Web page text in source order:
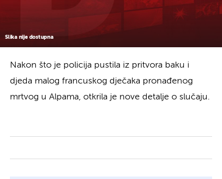
Slika nije dostupna
Nakon što je policija pustila iz pritvora baku i
djeda malog francuskog dječaka pronađenog
mrtvog u Alpama, otkrila je nove detalje o slučaju.